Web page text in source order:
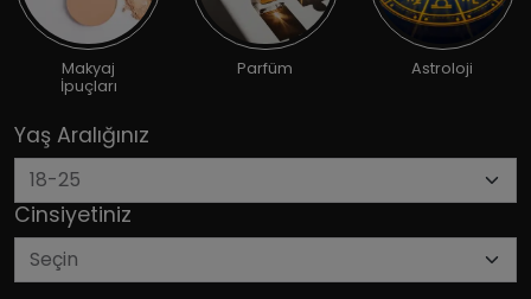
Makyaj
İpuçları
Parfüm Astroloji
Yaş Aralığınız
Cinsiyetiniz